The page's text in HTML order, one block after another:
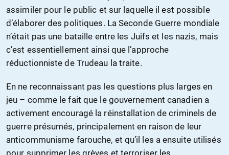
assimiler pour le public et sur laquelle il est possible
d’élaborer des politiques. La Seconde Guerre mondiale
n’était pas une bataille entre les Juifs et les nazis, mais
c’est essentiellement ainsi que l’approche
réductionniste de Trudeau la traite.
En ne reconnaissant pas les questions plus larges en
jeu – comme le fait que le gouvernement canadien a
activement encouragé la réinstallation de criminels de
guerre présumés, principalement en raison de leur
anticommunisme farouche, et qu’il les a ensuite utilisés
pour supprimer les grèves et terroriser les